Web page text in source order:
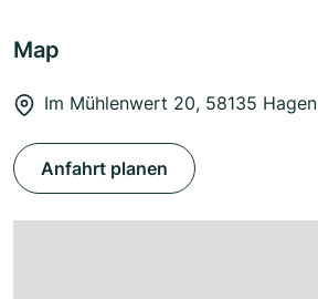
Map
Im Mühlenwert 20, 58135 Hagen
Anfahrt planen